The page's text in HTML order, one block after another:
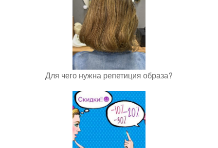
Для чего нужна репетиция образа?